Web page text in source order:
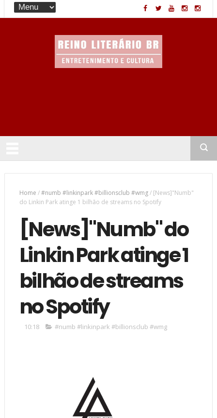
Home /#numb #linkinpark #billionsclub #wmg/ [News]"Numb"
do Linkin Park atinge 1 bilhão de streams no Spotify
[News]"Numb" do
Linkin Park atinge 1
bilhão de streams
no Spotify
10:18 #numb #linkinpark #billionsclub #wmg